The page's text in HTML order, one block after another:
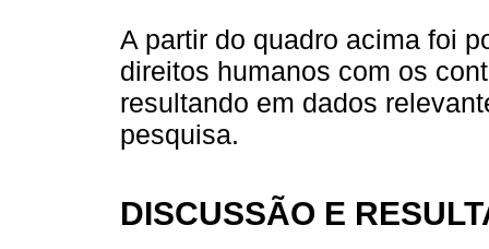
A partir do quadro acima foi
direitos humanos com os
resultando em dados
pesquisa.
DISCUSSÃO E